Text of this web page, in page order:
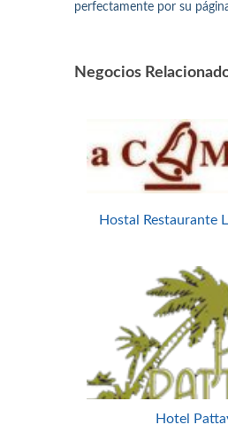
perfectamente por su
Negocios
Hostal Restaurante
Hotel